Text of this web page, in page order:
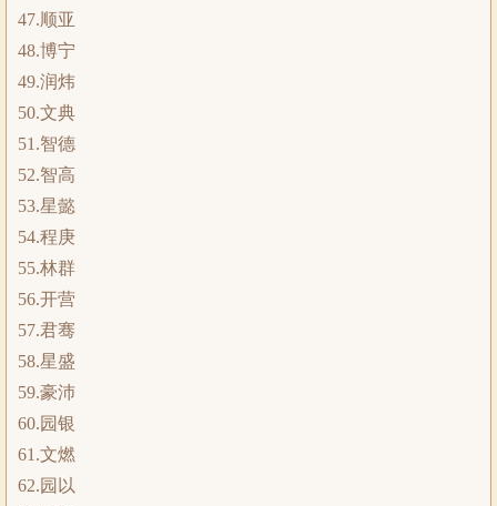
47.顺亚
48.博宁
49.润炜
50.文典
51.智德
52.智高
53.星懿
54.程庚
55.林群
56.开营
57.君骞
58.星盛
59.豪沛
60.园银
61.文燃
62.园以